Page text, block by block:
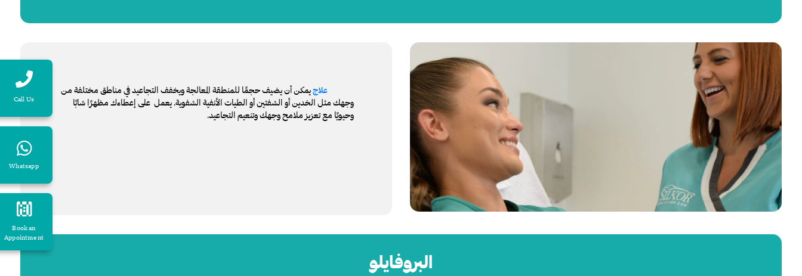
Call Us
Whatsapp
Book an
Appointment
علاجيمكن أن يضيف حجمًا للمنطقة المعالجة ويخفف التجاعيد في مناطق مختلفة من
وجهك مثل الخدين أو الشفتين أو الطيات الأنفية الشفوية. يعمل على إعطاءك مظهرًا شابًا
وحيويًا مع تعزيز ملامح وجهك وتنعيم التجاعيد.
البروفايلو